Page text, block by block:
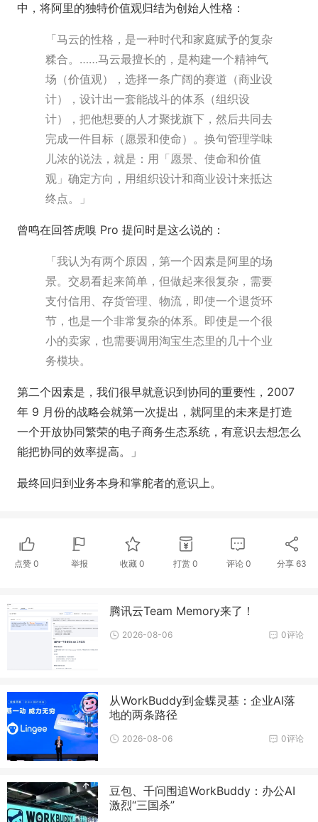
中，将阿里的独特价值观归结为创始人性格：
「马云的性格，是一种时代和家庭赋予的复杂
糅合。……马云最擅长的，是构建一个精神气
场（价值观），选择一条广阔的赛道（商业设
计），设计出一套能战斗的体系（组织设
计），把他想要的人才聚拢旗下，然后共同去
完成一件目标（愿景和使命）。换句管理学味
儿浓的说法，就是：用「愿景、使命和价值
观」确定方向，用组织设计和商业设计来抵达
终点。」
曾鸣在回答虎嗅 Pro 提问时是这么说的：
「我认为有两个原因，第一个因素是阿里的场
景。交易看起来简单，但做起来很复杂，需要
支付信用、存货管理、物流，即使一个退货环
节，也是一个非常复杂的体系。即使是一个很
小的卖家，也需要调用淘宝生态里的几十个业
务模块。
第二个因素是，我们很早就意识到协同的重要性，2007
年 9 月份的战略会就第一次提出，就阿里的未来是打造
一个开放协同繁荣的电子商务生态系统，有意识去想怎么
能把协同的效率提高。」
最终回归到业务本身和掌舵者的意识上。
点赞 0 举报 收藏0 打赏 0 评论 0 分享 63
腾讯云Team Memory来了！
0评论
2026-08-06
从WorkBuddy到金蝶灵基：企业AI落
地的两条路径
0评论
2026-08-06
豆包、千问围追WorkBuddy：办公AI
激烈“三国杀”